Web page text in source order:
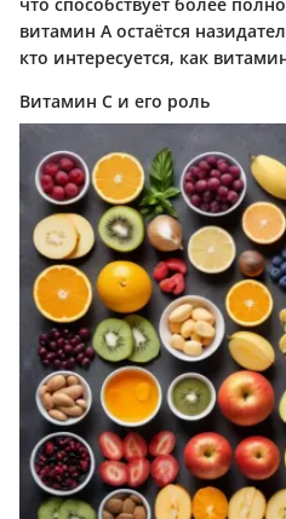
витамин A остаётся
кто интересуется, как
Витамин С и его роль